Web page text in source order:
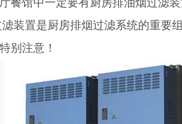
餐馆中一定要有厨房排油烟过滤
装置是厨房排烟过滤系统的重要
别注意！